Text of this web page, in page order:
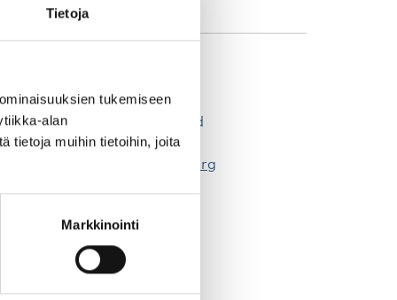
Tietoja
tukemiseen
alan
tietoja muihin tietoihin, joita
Markkinointi
Creutz
Adviser | Deafblind field
73 517 20 31
Sténs
specialist